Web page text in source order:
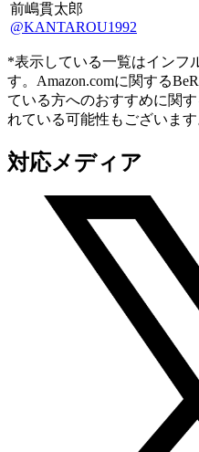
前嶋貫太郎
@KANTAROU1992
*表示している一覧はインフ
す。Amazon.comに関する
ている方へのおすすめに関
れている可能性もございます
対応メディア